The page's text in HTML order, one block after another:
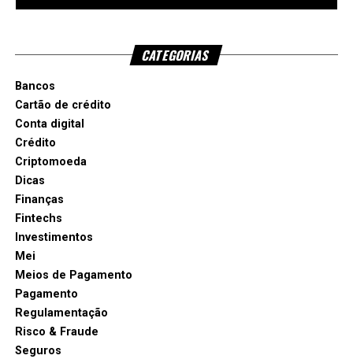
CATEGORIAS
Bancos
Cartão de crédito
Conta digital
Crédito
Criptomoeda
Dicas
Finanças
Fintechs
Investimentos
Mei
Meios de Pagamento
Pagamento
Regulamentação
Risco & Fraude
Seguros